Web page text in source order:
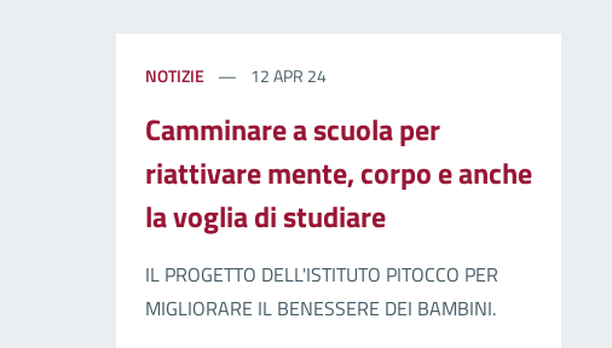
NOTIZIE 12 APR 24
Camminare a scuola per
riattivare mente, corpo e anche
la voglia di studiare
IL PROGETTO DELL'ISTITUTO PITOCCO PER
MIGLIORARE IL BENESSERE DEI BAMBINI.